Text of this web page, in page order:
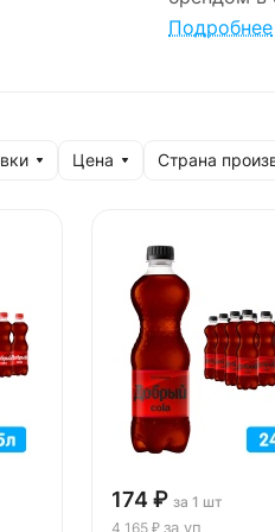
Подробнее
Цена Страна
174 ₽ за 1 шт
4 165 ₽ за уп